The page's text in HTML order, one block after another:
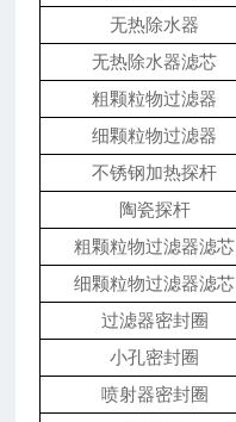
无热除水器
无热除水器滤芯
粗颗粒物过滤器
细颗粒物过滤器
不锈钢加热探杆
陶瓷探杆
粗颗粒物过滤器滤芯
细颗粒物过滤器滤芯
过滤器密封圈
小孔密封圈
喷射器密封圈